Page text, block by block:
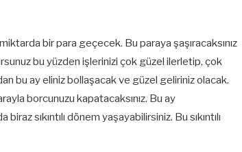
bir para geçecek. Bu paraya şaşıracaksınız
bu yüzden işlerinizi çok güzel ilerletip, çok
bu ay eliniz bollaşacak ve güzel geliriniz olacak.
borcunuzu kapatacaksınız. Bu ay
sıkıntılı dönem yaşayabilirsiniz. Bu sıkıntılı